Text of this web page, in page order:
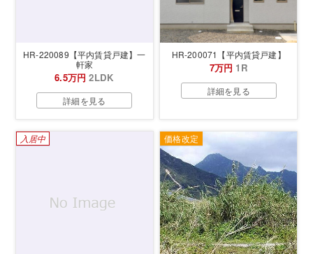
HR-220089【平内賃貸戸建】一
軒家
6.5万円2LDK
詳細を見る
HR-200071【平内賃貸戸建】
7万円 1R
詳細を見る
入居中 価格改定